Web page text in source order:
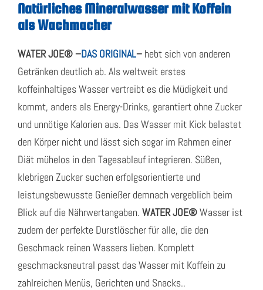
Natürliches Mineralwasser mit Koffein
als Wachmacher
WATER JOE® –DAS ORIGINAL– hebt sich von anderen
Getränken deutlich ab. Als weltweit erstes
koffeinhaltiges Wasser vertreibt es die Müdigkeit und
kommt, anders als Energy-Drinks, garantiert ohne Zucker
und unnötige Kalorien aus. Das Wasser mit Kick belastet
den Körper nicht und lässt sich sogar im Rahmen einer
Diät mühelos in den Tagesablauf integrieren. Süßen,
klebrigen Zucker suchen erfolgsorientierte und
leistungsbewusste Genießer demnach vergeblich beim
Blick auf die Nährwertangaben. WATER JOE®Wasser ist
zudem der perfekte Durstlöscher für alle, die den
Geschmack reinen Wassers lieben. Komplett
geschmacksneutral passt das Wasser mit Koffein zu
zahlreichen Menüs, Gerichten und Snacks..